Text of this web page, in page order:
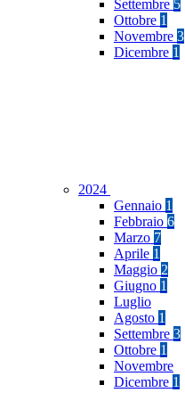
Settembre 5
Ottobre 1
Novembre 3
Dicembre 1
2024
Gennaio 1
Febbraio 6
Marzo 7
Aprile 1
Maggio 2
Giugno 1
Luglio
Agosto 1
Settembre 3
Ottobre 1
Novembre
Dicembre 1